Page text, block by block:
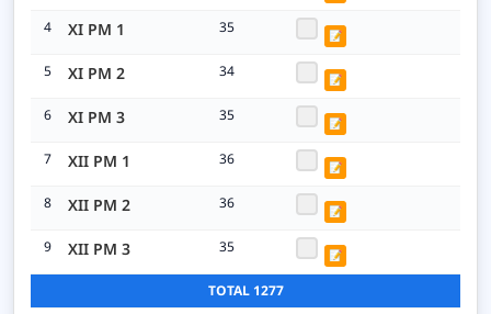
4 XI PM 1 35 📝
5 XI PM 2 34 📝
6 XI PM 3 35 📝
7 XII PM 1 36 📝
8 XII PM 2 36 📝
9 XII PM 3 35 📝
TOTAL 1277